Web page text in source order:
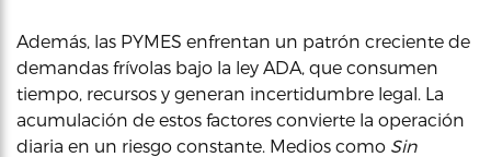
Además, las PYMES enfrentan un patrón creciente de
demandas frívolas bajo la ley ADA, que consumen
tiempo, recursos y generan incertidumbre legal. La
acumulación de estos factores convierte la operación
diaria en un riesgo constante. Medios como Sin